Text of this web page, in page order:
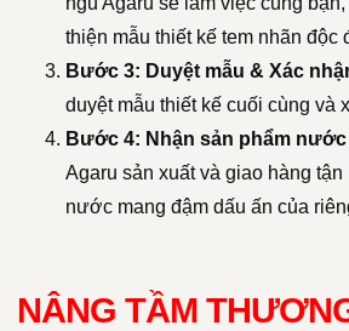
thiện mẫu thiết kế tem nhãn độc
Bước 3: Duyệt mẫu & Xác
duyệt mẫu thiết kế cuối cùng và
Bước 4: Nhận sản phẩm
Agaru sản xuất và giao hàng
nước mang đậm dấu ấn của
NÂNG TẦM